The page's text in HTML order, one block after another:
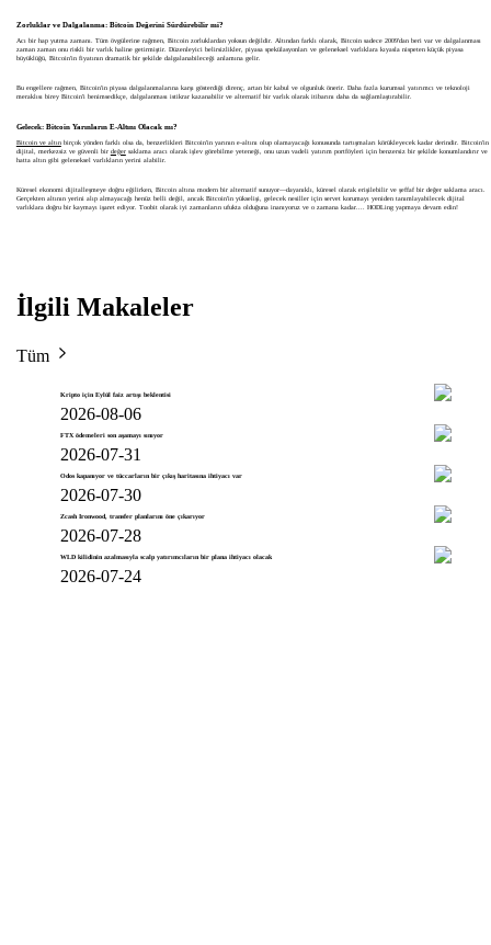
Zorluklar ve Dalgalanma: Bitcoin Değerini Sürdürebilir mi?
Acı bir hap yutma zamanı. Tüm övgülerine rağmen, Bitcoin zorluklardan yoksun değildir. Altından farklı olarak, Bitcoin sadece 2009'dan beri var ve dalgalanması
zaman zaman onu riskli bir varlık haline getirmiştir. Düzenleyici belirsizlikler, piyasa spekülasyonları ve geleneksel varlıklara kıyasla nispeten küçük piyasa
büyüklüğü, Bitcoin'in fiyatının dramatik bir şekilde dalgalanabileceği anlamına gelir.
Bu engellere rağmen, Bitcoin'in piyasa dalgalanmalarına karşı gösterdiği direnç, artan bir kabul ve olgunluk önerir. Daha fazla kurumsal yatırımcı ve teknoloji
meraklısı birey Bitcoin'i benimsedikçe, dalgalanması istikrar kazanabilir ve alternatif bir varlık olarak itibarını daha da sağlamlaştırabilir.
Gelecek: Bitcoin Yarınların E-Altını Olacak mı?
Bitcoin ve altınbirçok yönden farklı olsa da, benzerlikleri Bitcoin'in yarının e-altını olup olamayacağı konusunda tartışmaları körükleyecek kadar derindir. Bitcoin'in
dijital, merkezsiz ve güvenli bir değersaklama aracı olarak işlev görebilme yeteneği, onu uzun vadeli yatırım portföyleri için benzersiz bir şekilde konumlandırır ve
hatta altın gibi geleneksel varlıkların yerini alabilir.
Küresel ekonomi dijitalleşmeye doğru eğilirken, Bitcoin altına modern bir alternatif sunuyor—dayanıklı, küresel olarak erişilebilir ve şeffaf bir değer saklama aracı.
Gerçekten altının yerini alıp almayacağı henüz belli değil, ancak Bitcoin'in yükselişi, gelecek nesiller için servet korumayı yeniden tanımlayabilecek dijital
varlıklara doğru bir kaymayı işaret ediyor. Toobit olarak iyi zamanların ufukta olduğuna inanıyoruz ve o zamana kadar.... HODLing yapmaya devam edin!
İlgili Makaleler
Tüm
Kripto için Eylül faiz artışı beklentisi
2026-08-06
FTX ödemeleri son aşamayı sınıyor
2026-07-31
Odos kapanıyor ve tüccarların bir çıkış haritasına ihtiyacı var
2026-07-30
Zcash Ironwood, transfer planlarını öne çıkarıyor
2026-07-28
WLD kilidinin azalmasıyla scalp yatırımcıların bir plana ihtiyacı olacak
2026-07-24